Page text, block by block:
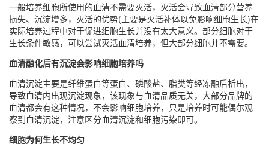
一般培养细胞所使用的血清不需要灭活，灭活会导致血清部分营养
损失、沉淀增多，灭活的优势(主要是灭活补体以免影响细胞生长)在
实际培养过程中对于促进细胞生长并没有太大意义。部分细胞对于
生长条件敏感，可以尝试灭活血清培养，但大部分细胞并不需要。
血清融化后有沉淀会影响细胞培养吗
血清沉淀主要是纤维蛋白等蛋白、磷酸盐、脂类等经冻融后析出，
导致血清内出现沉淀现象，该现象与血清品质无关，大部分品牌的
血清都会有这种情况，不会影响细胞培养，只是培养时可能偶尔观
察到血清沉淀，注意区分血清沉淀和细胞污染即可。
细胞为何生长不均匀